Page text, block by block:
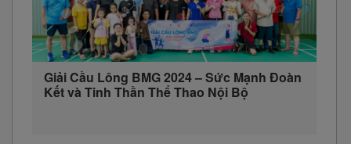
Giải Cầu Lông BMG 2024 – Sức Mạnh Đoàn
Kết và Tinh Thần Thể Thao Nội Bộ